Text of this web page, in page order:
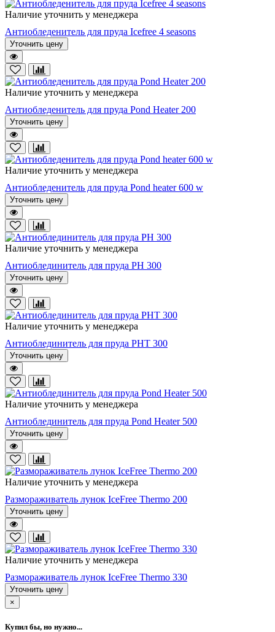
Наличие уточнить у менеджера
Антиобледенитель для пруда Icefree 4 seasons
Уточнить цену
Наличие уточнить у менеджера
Антиобледенитель для пруда Pond Heater 200
Уточнить цену
Наличие уточнить у менеджера
Антиобледенитель для пруда Pond heater 600 w
Уточнить цену
Наличие уточнить у менеджера
Антиоблединитель для пруда PH 300
Уточнить цену
Наличие уточнить у менеджера
Антиоблединитель для пруда PHT 300
Уточнить цену
Наличие уточнить у менеджера
Антиоблединитель для пруда Pond Heater 500
Уточнить цену
Наличие уточнить у менеджера
Размораживатель лунок IceFree Thermo 200
Уточнить цену
Наличие уточнить у менеджера
Размораживатель лунок IceFree Thermo 330
Уточнить цену
×
Купил бы, но нужно...